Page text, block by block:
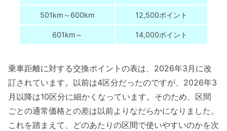
501km～600km 12,500ポイント
601km～ 14,000ポイント
乗車距離に対する交換ポイントの表は、2026年3月に改
訂されています。以前は4区分だったのですが、2026年3
月以降は10区分に細かくなっています。そのため、区間
ごとの通常価格との差は以前よりなだらかになりました。
これを踏まえて、どのあたりの区間で使いやすいのかを次